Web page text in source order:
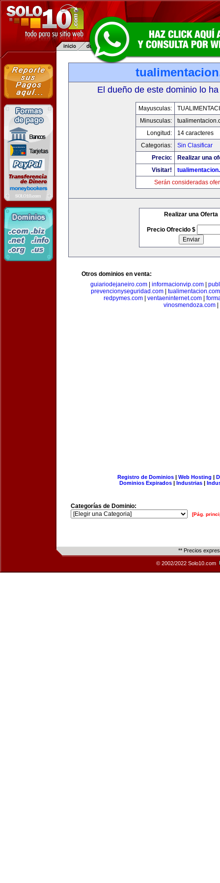
El dueño de este dominio lo
Mayusculas:
Minusculas:
Longitud:
14 caracteres
Categorias:
Sin Clasificar
Precio:
Realizar una
Visitar!
Serán consideradas
Realizar una Oferta
Precio Ofrecido $
Otros dominios en venta:
guiariodejaneiro.com| informacionvip.com|
prevencionyseguridad.com
tualimentacion.com
redpymes.com
ventaeninternet.com
vinosmendoza.com
Registro de Dominios| Web Hosting |
Dominios Expirados | Industrias |
Categorías de Dominio:
[Pág.
** Precios
© 2002/2022 Solo10.com